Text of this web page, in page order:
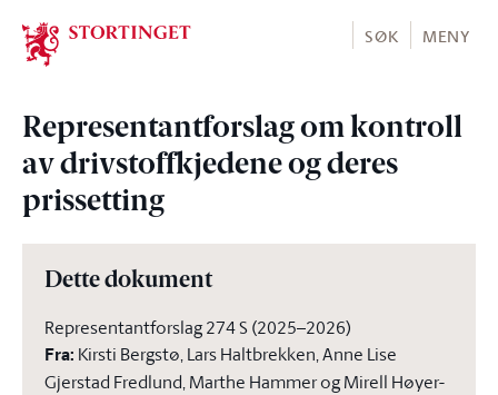
Stortinget.no
SØK MENY
Representantforslag om kontroll
av drivstoffkjedene og deres
prissetting
Dette dokument
Representantforslag 274 S (2025–2026)
Fra: Kirsti Bergstø, Lars Haltbrekken, Anne Lise
Gjerstad Fredlund, Marthe Hammer og Mirell Høyer-